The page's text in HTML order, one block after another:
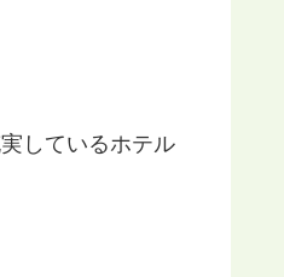
しているホテル